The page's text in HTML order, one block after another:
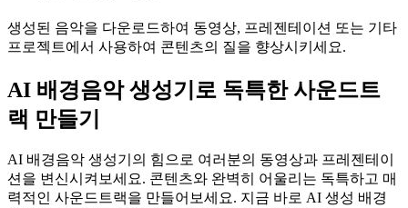
생성된 음악을 다운로드하여 동영상, 프레젠테이션 또는 기타
프로젝트에서 사용하여 콘텐츠의 질을 향상시키세요.
AI 배경음악 생성기로 독특한 사운드트
랙 만들기
AI 배경음악 생성기의 힘으로 여러분의 동영상과 프레젠테이
션을 변신시켜보세요. 콘텐츠와 완벽히 어울리는 독특하고 매
력적인 사운드트랙을 만들어보세요. 지금 바로 AI 생성 배경